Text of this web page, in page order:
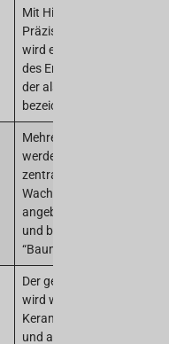
Mit Hilfe einer
Präzisionsspritzgussform
wird ein Wachsabguss
des Endteils hergestellt,
der als Wachsmodell
bezeichnet wird.
Mehrere Wachsmodelle
werden manuell an ein
zentrales
Wachskanalsystem
angebracht (verschweißt)
und bilden so eine
“Baum”-Struktur.
Der gesamte Wachsbaum
wird wiederholt in eine
Keramikmasse getaucht
und anschließend mit